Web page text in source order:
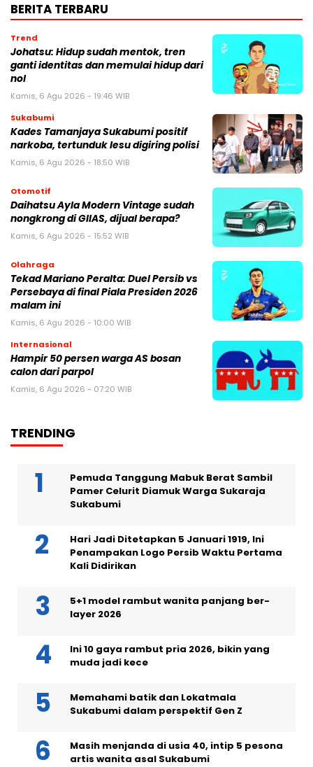
BERITA TERBARU
Trend
Johatsu: Hidup sudah mentok, tren
ganti identitas dan memulai hidup dari
nol
Kamis, 6 Agu 2026 - 19:46 WIB
Sukabumi
Kades Tamanjaya Sukabumi positif
narkoba, tertunduk lesu digiring polisi
Kamis, 6 Agu 2026 - 18:50 WIB
Otomotif
Daihatsu Ayla Modern Vintage sudah
nongkrong di GIIAS, dijual berapa?
Kamis, 6 Agu 2026 - 15:52 WIB
Olahraga
Tekad Mariano Peralta: Duel Persib vs
Persebaya di final Piala Presiden 2026
malam ini
Kamis, 6 Agu 2026 - 10:00 WIB
Internasional
Hampir 50 persen warga AS bosan
calon dari parpol
Kamis, 6 Agu 2026 - 07:20 WIB
TRENDING
Pemuda Tanggung Mabuk Berat Sambil
Pamer Celurit Diamuk Warga Sukaraja
Sukabumi
Hari Jadi Ditetapkan 5 Januari 1919, Ini
Penampakan Logo Persib Waktu Pertama
Kali Didirikan
5+1 model rambut wanita panjang ber-
layer 2026
Ini 10 gaya rambut pria 2026, bikin yang
muda jadi kece
Memahami batik dan Lokatmala
Sukabumi dalam perspektif Gen Z
Masih menjanda di usia 40, intip 5 pesona
artis wanita asal Sukabumi